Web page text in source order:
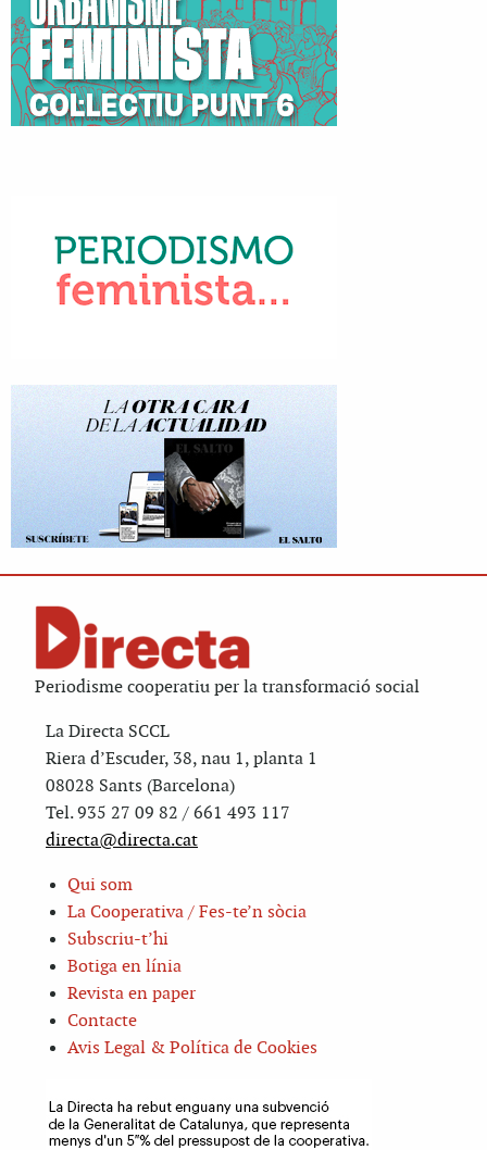
Periodisme cooperatiu per la transformació social
La Directa SCCL
Riera d’Escuder, 38, nau 1, planta 1
08028 Sants (Barcelona)
Tel. 935 27 09 82 / 661 493 117
directa@directa.cat
Qui som
La Cooperativa / Fes-te’n sòcia
Subscriu-t’hi
Botiga en línia
Revista en paper
Contacte
Avis Legal & Política de Cookies